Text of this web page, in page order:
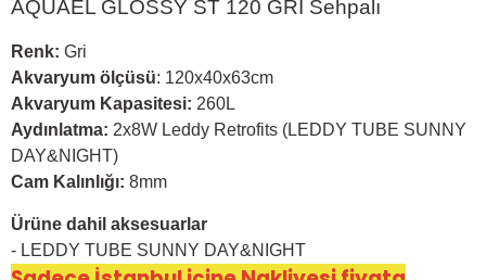
AQUAEL GLOSSY ST 120 GRI Sehpalı
Renk: Gri
Akvaryum ölçüsü: 120x40x63cm
Akvaryum Kapasitesi: 260L
Aydınlatma: 2x8W Leddy Retrofits (LEDDY TUBE SUNNY
DAY&NIGHT)
Cam Kalınlığı: 8mm
Ürüne dahil aksesuarlar
- LEDDY TUBE SUNNY DAY&NIGHT